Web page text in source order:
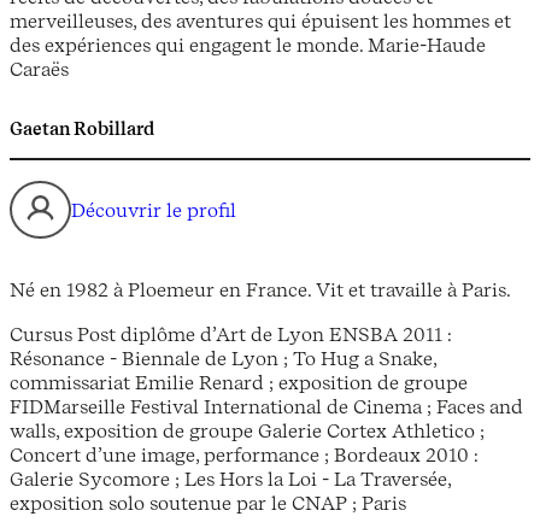
merveilleuses, des aventures qui épuisent les hommes et
des expériences qui engagent le monde. Marie-Haude
Caraës
Gaetan Robillard
Découvrir le profil
Né en 1982 à Ploemeur en France. Vit et travaille à Paris.
Cursus Post diplôme d’Art de Lyon ENSBA 2011 :
Résonance - Biennale de Lyon ; To Hug a Snake,
commissariat Emilie Renard ; exposition de groupe
FIDMarseille Festival International de Cinema ; Faces and
walls, exposition de groupe Galerie Cortex Athletico ;
Concert d’une image, performance ; Bordeaux 2010 :
Galerie Sycomore ; Les Hors la Loi - La Traversée,
exposition solo soutenue par le CNAP ; Paris